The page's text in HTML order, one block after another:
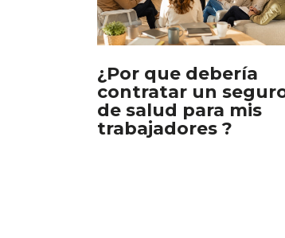
¿Por que debería
contratar un
de salud para mis
trabajadores ?